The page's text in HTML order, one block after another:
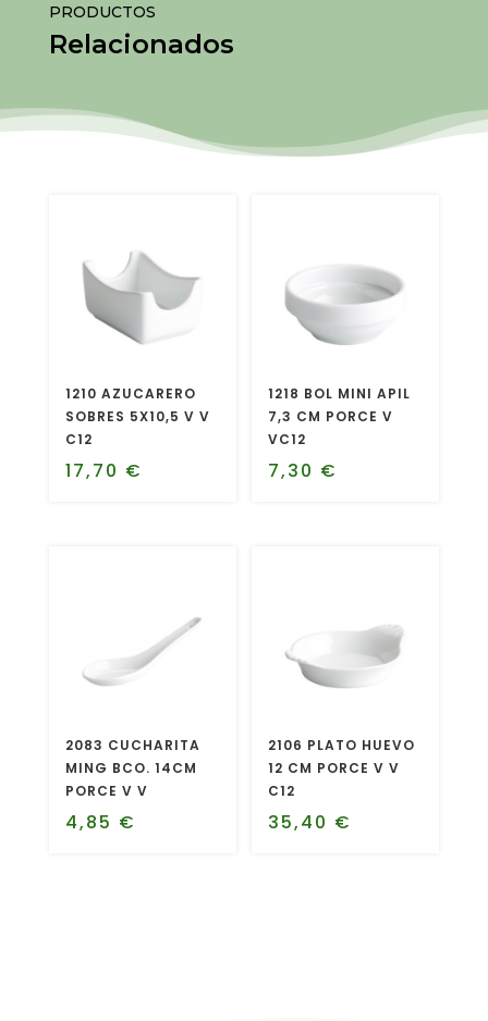
PRODUCTOS
Relacionados
1210 AZUCARERO
SOBRES 5X10,5 V V
C12
17,70 €
1218 BOL MINI APIL
7,3 CM PORCE V
VC12
7,30 €
2083 CUCHARITA
MING BCO. 14CM
PORCE V V
4,85 €
2106 PLATO HUEVO
12 CM PORCE V V
C12
35,40 €